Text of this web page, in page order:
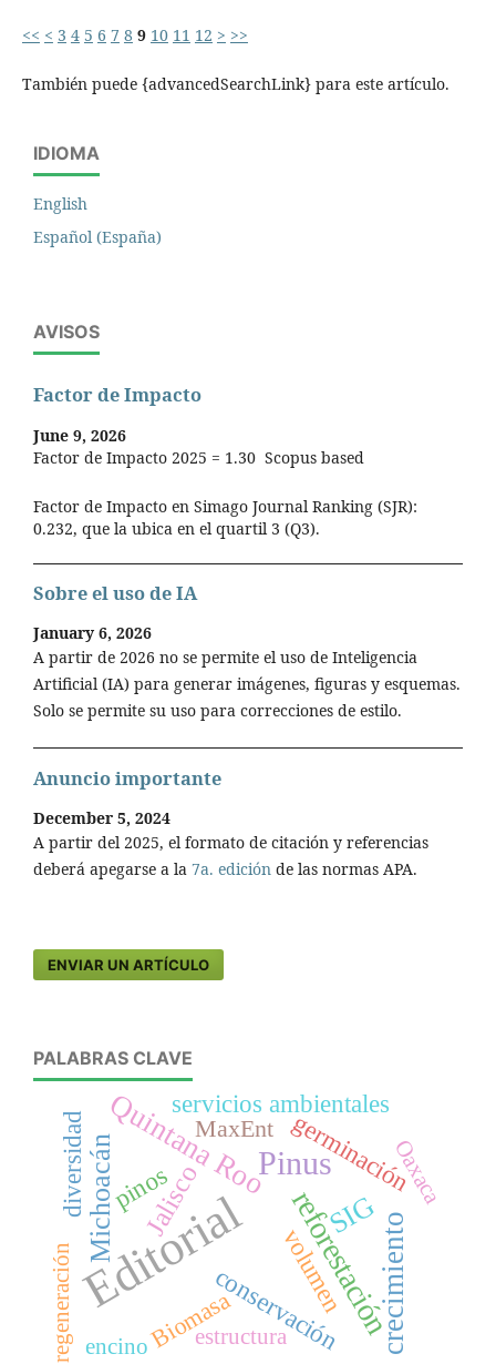
<< < 3 4 5 6 7 8 9 10 11 12 > >>
También puede {advancedSearchLink} para este artículo.
IDIOMA
English
Español (España)
AVISOS
Factor de Impacto
June 9, 2026
Factor de Impacto 2025 = 1.30 Scopus based
Factor de Impacto en Simago Journal Ranking (SJR):
0.232, que la ubica en el quartil 3 (Q3).
Sobre el uso de IA
January 6, 2026
A partir de 2026 no se permite el uso de Inteligencia
Artificial (IA) para generar imágenes, figuras y esquemas.
Solo se permite su uso para correcciones de estilo.
Anuncio importante
December 5, 2024
A partir del 2025, el formato de citación y referencias
deberá apegarse a la 7a. edición de las normas APA.
ENVIAR UN ARTÍCULO
PALABRAS CLAVE
Editorial
Pinus
reforestación
crecimiento
Quintana Roo
Michoacán SIG
Jalisco
conservación
germinación
servicios ambientales
diversidad
volumen
pinos
MaxEnt
Biomasaestructura
regeneración
Oaxaca
encino